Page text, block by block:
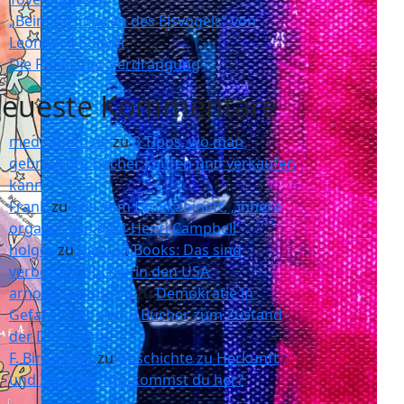
„Beim Anschüren des Eisvogels“ von
Leonhard F. Seidl
Die Politik der Verdrängung
Kommentare
medifanten.dezu8 Tipps, wo man
gebrauchte Bücher kaufen und verkaufen
kann
FrankzuAus dem Lyrikkabinett: „innere
organe“ von Paul-Henri Campbell
holgerzuBanned Books: Das sind
verbotene Bücher in den USA
arnoldnurembergzuDemokratie in
Gefahr? Das sind 9 Bücher zum Zustand
der Demokratie
F. BirnmeyerzuGeschichte zu Herkunft
und Identität: Wo kommst du her?